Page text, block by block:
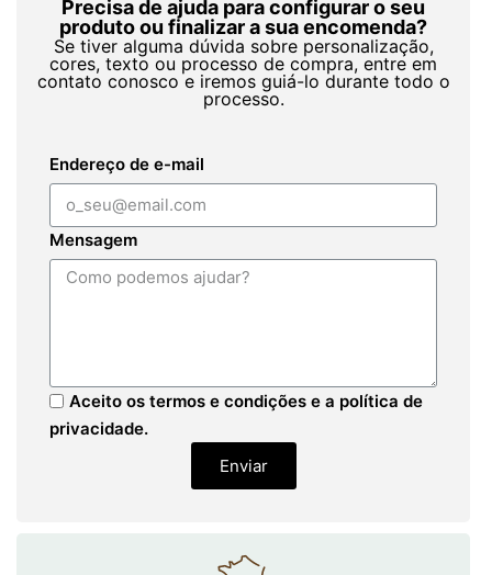
Precisa de ajuda para configurar o seu
produto ou finalizar a sua encomenda?
Se tiver alguma dúvida sobre personalização,
cores, texto ou processo de compra, entre em
contato conosco e iremos guiá-lo durante todo o
processo.
Endereço de e-mail
Mensagem
Aceito os termos e condições e a política de
privacidade.
Enviar